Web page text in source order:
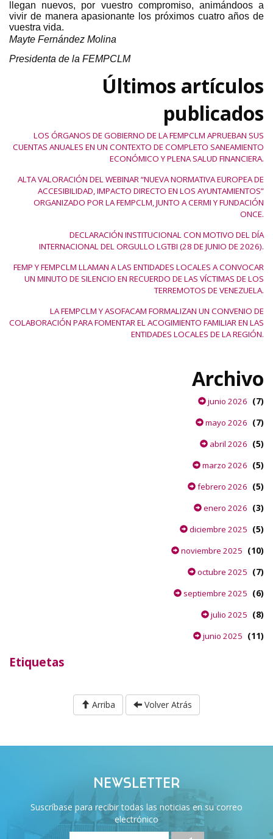
llegan nuevos, por vuestro compromiso, animándoos a
vivir de manera apasionante los próximos cuatro años de
vuestra vida.
Mayte Fernández Molina
Presidenta de la FEMPCLM
Últimos artículos
publicados
LOS ÓRGANOS DE GOBIERNO DE LA FEMPCLM APRUEBAN SUS
CUENTAS ANUALES EN UN CONTEXTO DE COMPLETO SANEAMIENTO
ECONÓMICO Y PLENA SALUD FINANCIERA.
ALTA VALORACIÓN DEL WEBINAR “NUEVA NORMATIVA EUROPEA DE
ACCESIBILIDAD, IMPACTO DIRECTO EN LOS AYUNTAMIENTOS”
ORGANIZADO POR LA FEMPCLM, JUNTO A CERMI Y FUNDACIÓN
ONCE.
DECLARACIÓN INSTITUCIONAL CON MOTIVO DEL DÍA
INTERNACIONAL DEL ORGULLO LGTBI (28 DE JUNIO DE 2026).
FEMP Y FEMPCLM LLAMAN A LAS ENTIDADES LOCALES A CONVOCAR
UN MINUTO DE SILENCIO EN RECUERDO DE LAS VÍCTIMAS DE LOS
TERREMOTOS DE VENEZUELA.
LA FEMPCLM Y ASOFACAM FORMALIZAN UN CONVENIO DE
COLABORACIÓN PARA FOMENTAR EL ACOGIMIENTO FAMILIAR EN LAS
ENTIDADES LOCALES DE LA REGIÓN.
Archivo
junio 2026 (7)
mayo 2026 (7)
abril 2026 (5)
marzo 2026 (5)
febrero 2026 (5)
enero 2026 (3)
diciembre 2025 (5)
noviembre 2025 (10)
octubre 2025 (7)
septiembre 2025 (6)
julio 2025 (8)
junio 2025 (11)
Etiquetas
Arriba Volver Atrás
NEWSLETTER
Suscríbase para recibir todas las noticias en su correo
electrónico